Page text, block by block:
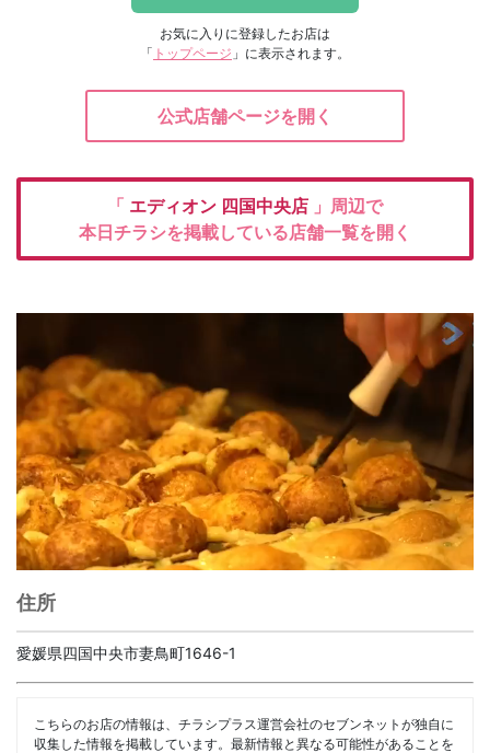
お気に入りに登録したお店は
「 トップページ 」に表示されます。
公式店舗ページを開く
「 エディオン 四国中央店 」周辺で
本日チラシを掲載している店舗一覧を開く
住所
愛媛県四国中央市妻鳥町1646-1
こちらのお店の情報は、チラシプラス運営会社のセブンネットが独自に
収集した情報を掲載しています。最新情報と異なる可能性があることを